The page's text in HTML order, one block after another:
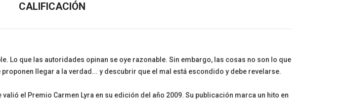
CALIFICACIÓN
Lo que las autoridades opinan se oye razonable. Sin embargo, las cosas no son lo que
llegar a la verdad... y descubrir que el mal está escondido y debe revelarse.
el Premio Carmen Lyra en su edición del año 2009. Su publicación marca un hito en